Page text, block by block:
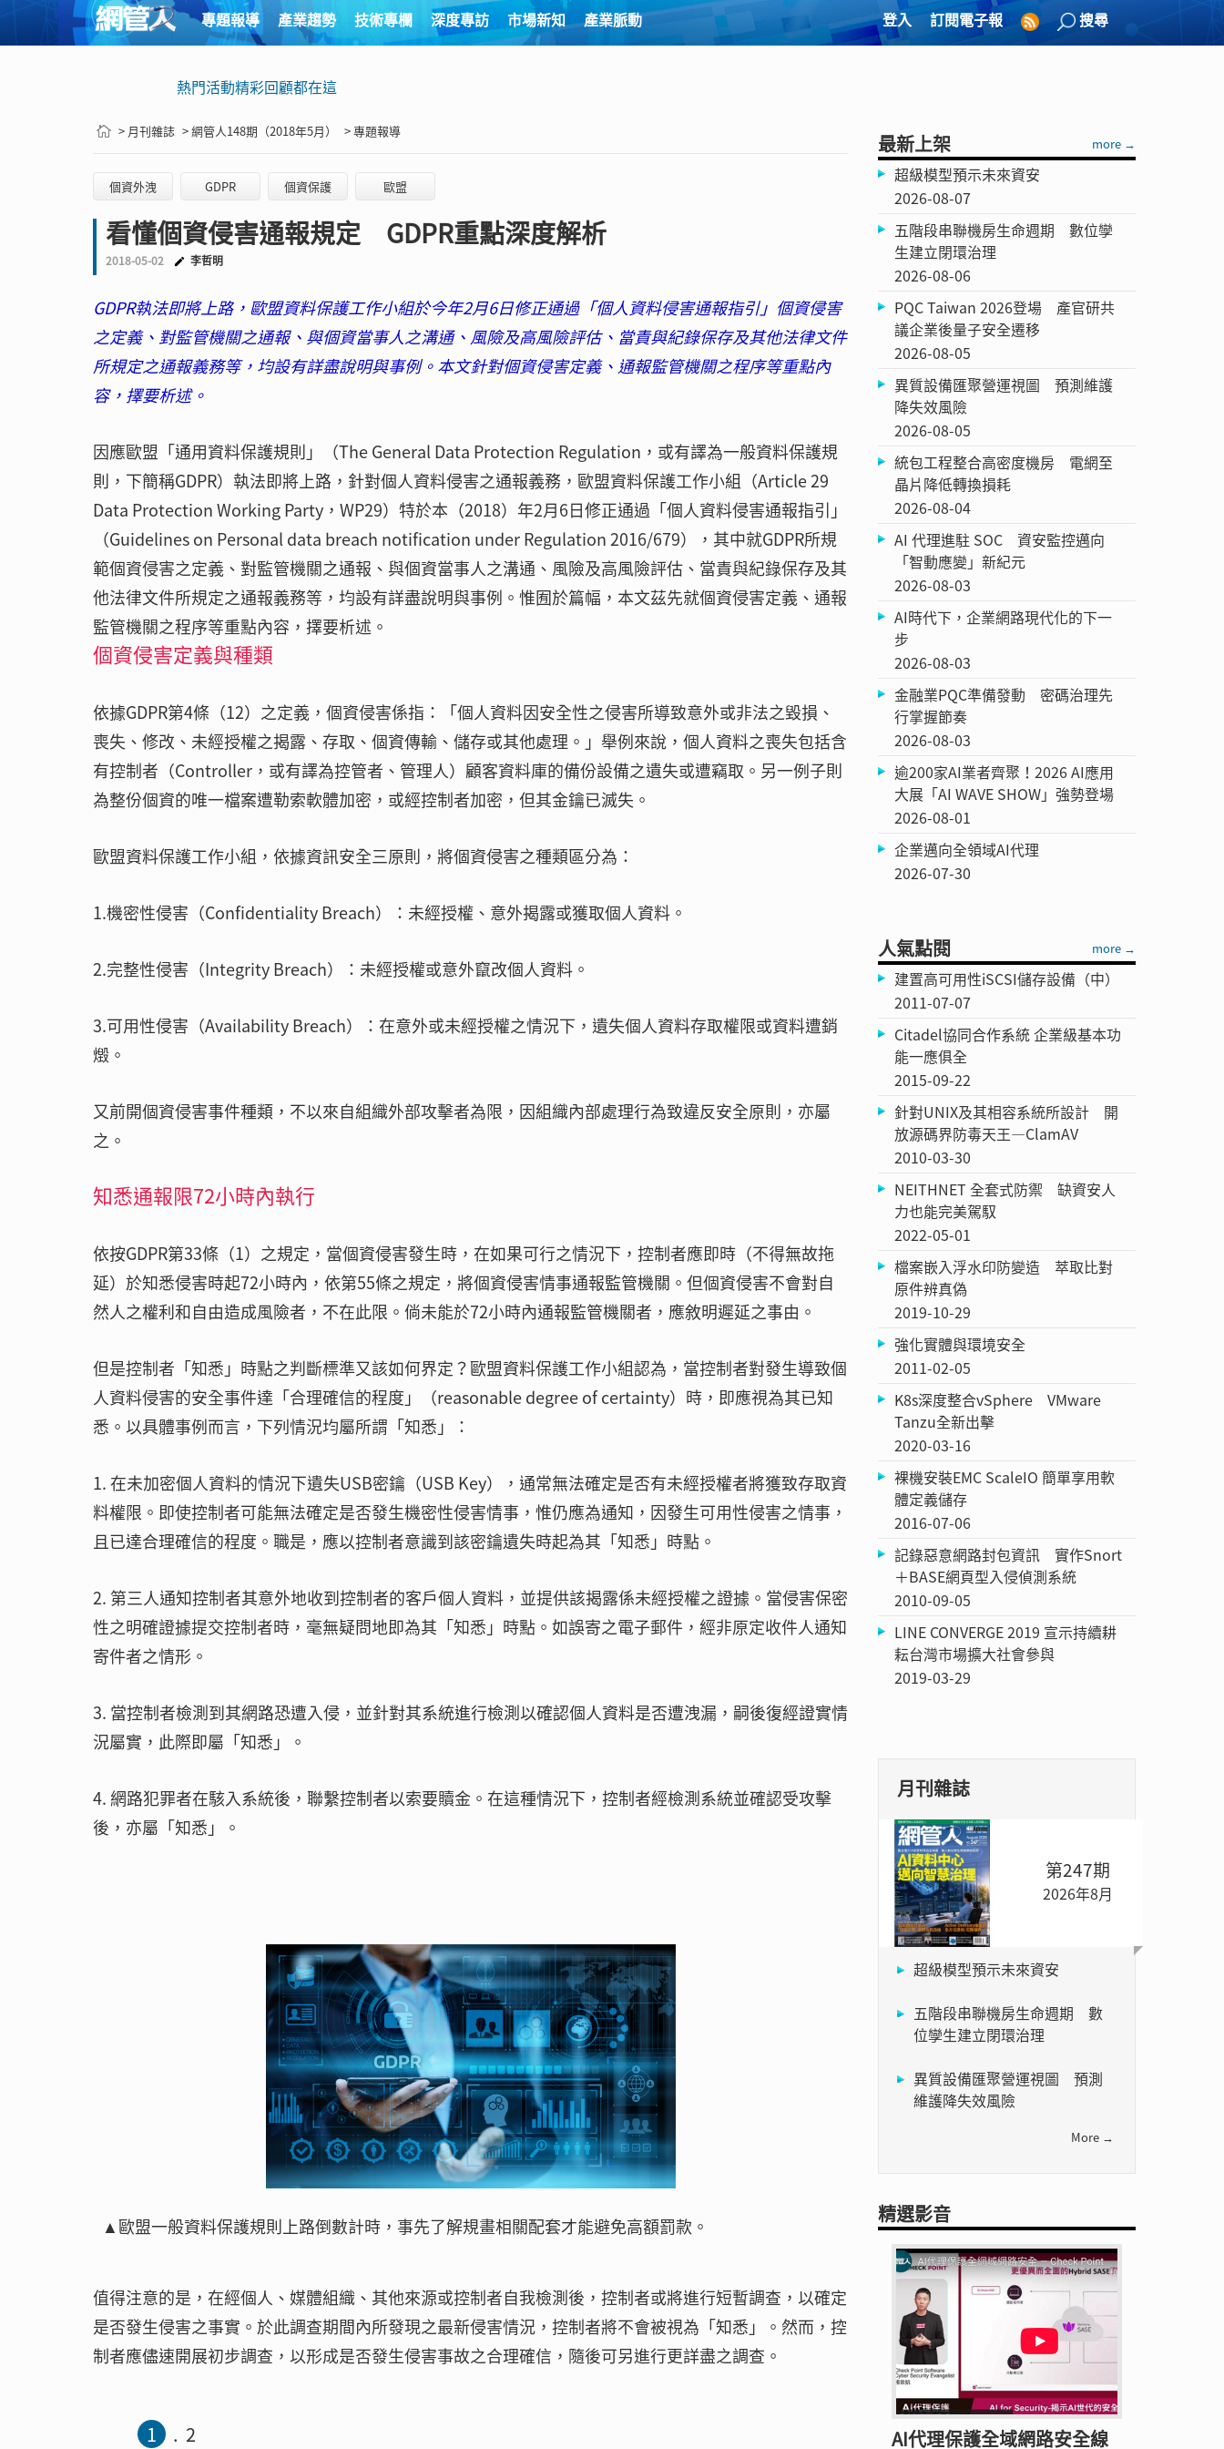
專題報導 產業趨勢 技術專欄 深度專訪 市場新知 產業脈動 登入 訂閱電子報 搜尋
熱門活動精彩回顧都在這
> 月刊雜誌 > 網管人148期（2018年5月） > 專題報導
個資外洩 GDPR 個資保護 歐盟
看懂個資侵害通報規定 GDPR重點深度解析
2018-05-02 李哲明
GDPR執法即將上路，歐盟資料保護工作小組於今年2月6日修正通過「個人資料侵害通報指引」個資侵害
之定義、對監管機關之通報、與個資當事人之溝通、風險及高風險評估、當責與紀錄保存及其他法律文件
所規定之通報義務等，均設有詳盡說明與事例。本文針對個資侵害定義、通報監管機關之程序等重點內
容，擇要析述。
因應歐盟「通用資料保護規則」（The General Data Protection Regulation，或有譯為一般資料保護規
則，下簡稱GDPR）執法即將上路，針對個人資料侵害之通報義務，歐盟資料保護工作小組（Article 29
Data Protection Working Party，WP29）特於本（2018）年2月6日修正通過「個人資料侵害通報指引」
（Guidelines on Personal data breach notification under Regulation 2016/679），其中就GDPR所規
範個資侵害之定義、對監管機關之通報、與個資當事人之溝通、風險及高風險評估、當責與紀錄保存及其
他法律文件所規定之通報義務等，均設有詳盡說明與事例。惟囿於篇幅，本文茲先就個資侵害定義、通報
監管機關之程序等重點內容，擇要析述。
個資侵害定義與種類
依據GDPR第4條（12）之定義，個資侵害係指：「個人資料因安全性之侵害所導致意外或非法之毀損、
喪失、修改、未經授權之揭露、存取、個資傳輸、儲存或其他處理。」舉例來說，個人資料之喪失包括含
有控制者（Controller，或有譯為控管者、管理人）顧客資料庫的備份設備之遺失或遭竊取。另一例子則
為整份個資的唯一檔案遭勒索軟體加密，或經控制者加密，但其金鑰已滅失。
歐盟資料保護工作小組，依據資訊安全三原則，將個資侵害之種類區分為：
1.機密性侵害（Confidentiality Breach）：未經授權、意外揭露或獲取個人資料。
2.完整性侵害（Integrity Breach）：未經授權或意外竄改個人資料。
3.可用性侵害（Availability Breach）：在意外或未經授權之情況下，遺失個人資料存取權限或資料遭銷
燬。
又前開個資侵害事件種類，不以來自組織外部攻擊者為限，因組織內部處理行為致違反安全原則，亦屬
之。
知悉通報限72小時內執行
依按GDPR第33條（1）之規定，當個資侵害發生時，在如果可行之情況下，控制者應即時（不得無故拖
延）於知悉侵害時起72小時內，依第55條之規定，將個資侵害情事通報監管機關。但個資侵害不會對自
然人之權利和自由造成風險者，不在此限。倘未能於72小時內通報監管機關者，應敘明遲延之事由。
但是控制者「知悉」時點之判斷標準又該如何界定？歐盟資料保護工作小組認為，當控制者對發生導致個
人資料侵害的安全事件達「合理確信的程度」（reasonable degree of certainty）時，即應視為其已知
悉。以具體事例而言，下列情況均屬所謂「知悉」：
1. 在未加密個人資料的情況下遺失USB密鑰（USB Key），通常無法確定是否有未經授權者將獲致存取資
料權限。即使控制者可能無法確定是否發生機密性侵害情事，惟仍應為通知，因發生可用性侵害之情事，
且已達合理確信的程度。職是，應以控制者意識到該密鑰遺失時起為其「知悉」時點。
2. 第三人通知控制者其意外地收到控制者的客戶個人資料，並提供該揭露係未經授權之證據。當侵害保密
性之明確證據提交控制者時，毫無疑問地即為其「知悉」時點。如誤寄之電子郵件，經非原定收件人通知
寄件者之情形。
3. 當控制者檢測到其網路恐遭入侵，並針對其系統進行檢測以確認個人資料是否遭洩漏，嗣後復經證實情
況屬實，此際即屬「知悉」。
4. 網路犯罪者在駭入系統後，聯繫控制者以索要贖金。在這種情況下，控制者經檢測系統並確認受攻擊
後，亦屬「知悉」。
▲歐盟一般資料保護規則上路倒數計時，事先了解規畫相關配套才能避免高額罰款。
值得注意的是，在經個人、媒體組織、其他來源或控制者自我檢測後，控制者或將進行短暫調查，以確定
是否發生侵害之事實。於此調查期間內所發現之最新侵害情況，控制者將不會被視為「知悉」。然而，控
制者應儘速開展初步調查，以形成是否發生侵害事故之合理確信，隨後可另進行更詳盡之調查。
1 2
最新上架 more →
超級模型預示未來資安
2026-08-07
五階段串聯機房生命週期 數位孿
生建立閉環治理
2026-08-06
PQC Taiwan 2026登場 產官研共
議企業後量子安全遷移
2026-08-05
異質設備匯聚營運視圖 預測維護
降失效風險
2026-08-05
統包工程整合高密度機房 電網至
晶片降低轉換損耗
2026-08-04
AI 代理進駐 SOC 資安監控邁向
「智動應變」新紀元
2026-08-03
AI時代下，企業網路現代化的下一
步
2026-08-03
金融業PQC準備發動 密碼治理先
行掌握節奏
2026-08-03
逾200家AI業者齊聚！2026 AI應用
大展「AI WAVE SHOW」強勢登場
2026-08-01
企業邁向全領域AI代理
2026-07-30
人氣點閱 more →
建置高可用性iSCSI儲存設備（中）
2011-07-07
Citadel協同合作系統 企業級基本功
能一應俱全
2015-09-22
針對UNIX及其相容系統所設計 開
放源碼界防毒天王—ClamAV
2010-03-30
NEITHNET 全套式防禦 缺資安人
力也能完美駕馭
2022-05-01
檔案嵌入浮水印防變造 萃取比對
原件辨真偽
2019-10-29
強化實體與環境安全
2011-02-05
K8s深度整合vSphere VMware
Tanzu全新出擊
2020-03-16
裸機安裝EMC ScaleIO 簡單享用軟
體定義儲存
2016-07-06
記錄惡意網路封包資訊 實作Snort
＋BASE網頁型入侵偵測系統
2010-09-05
LINE CONVERGE 2019 宣示持續耕
耘台灣市場擴大社會參與
2019-03-29
月刊雜誌
第247期
2026年8月
超級模型預示未來資安
五階段串聯機房生命週期 數
位孿生建立閉環治理
異質設備匯聚營運視圖 預測
維護降失效風險
More →
精選影音
AI代理保護全域網路安全線